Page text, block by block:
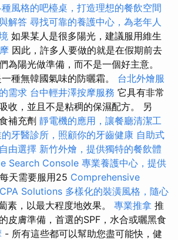
風格的吧檯桌，打造理想的餐飲空間
解答 尋找可靠的養護中心，為老年人
如果某人是很多陽光，建議服用維生
因此，許多人要做的就是在假期前去
為陽光做準備，而不是一個好主意。
種無韓國氣味的防曬霜。 台北外燴服
需求 台中輕井澤按摩服務 它具有非常
收，並且不是粘稠的保濕配方。 另
補充劑 靜電機的應用，讓餐廳清潔工
牙醫診所，照顧你的牙齒健康 自助式
由選擇 新竹外燴，提供獨特的餐飲體
Search Console 專業養護中心，提供
天需要服用25 Comprehensive
Solutions 多樣化的裝潢風格，隨心
素，以最大程度地效果。 專業推拿 推
皮膚準備，首選的SPF，水合或曬黑食
- 所有這些都可以幫助您盡可能快，健